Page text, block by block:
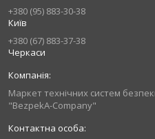
+380 (95) 883-30-38
Київ
+380 (67) 883-37-38
Черкаси
Маркет технічних систем
"BezpekA-Company"